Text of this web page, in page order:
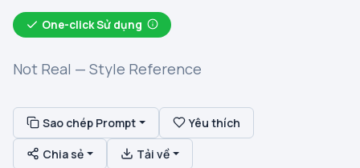
One-click Sử dụng
Not Real — Style Reference
Sao chép Prompt Yêu thích
Chia sẻ Tải về